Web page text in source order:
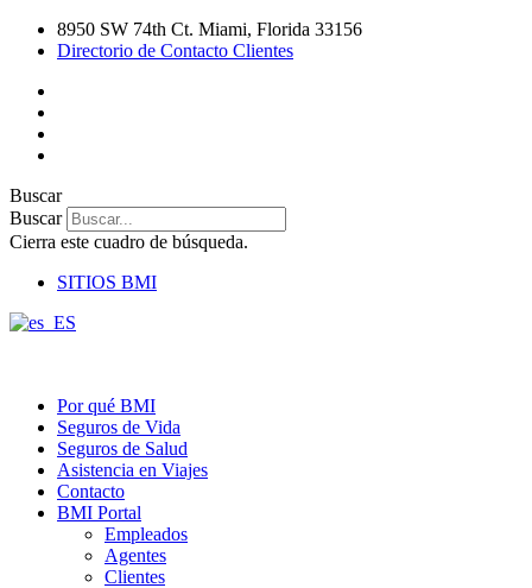
8950 SW 74th Ct. Miami, Florida 33156
Directorio de Contacto Clientes
Buscar
Buscar
Cierra este cuadro de búsqueda.
SITIOS BMI
Por qué BMI
Seguros de Vida
Seguros de Salud
Asistencia en Viajes
Contacto
BMI Portal
Empleados
Agentes
Clientes